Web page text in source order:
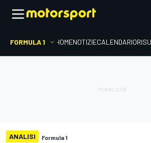
FORMULA 1 HOMENOTIZIECALENDARIO
ANALISI Formula 1